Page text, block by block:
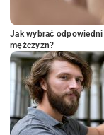
Jak wybrać
mężczyzn?